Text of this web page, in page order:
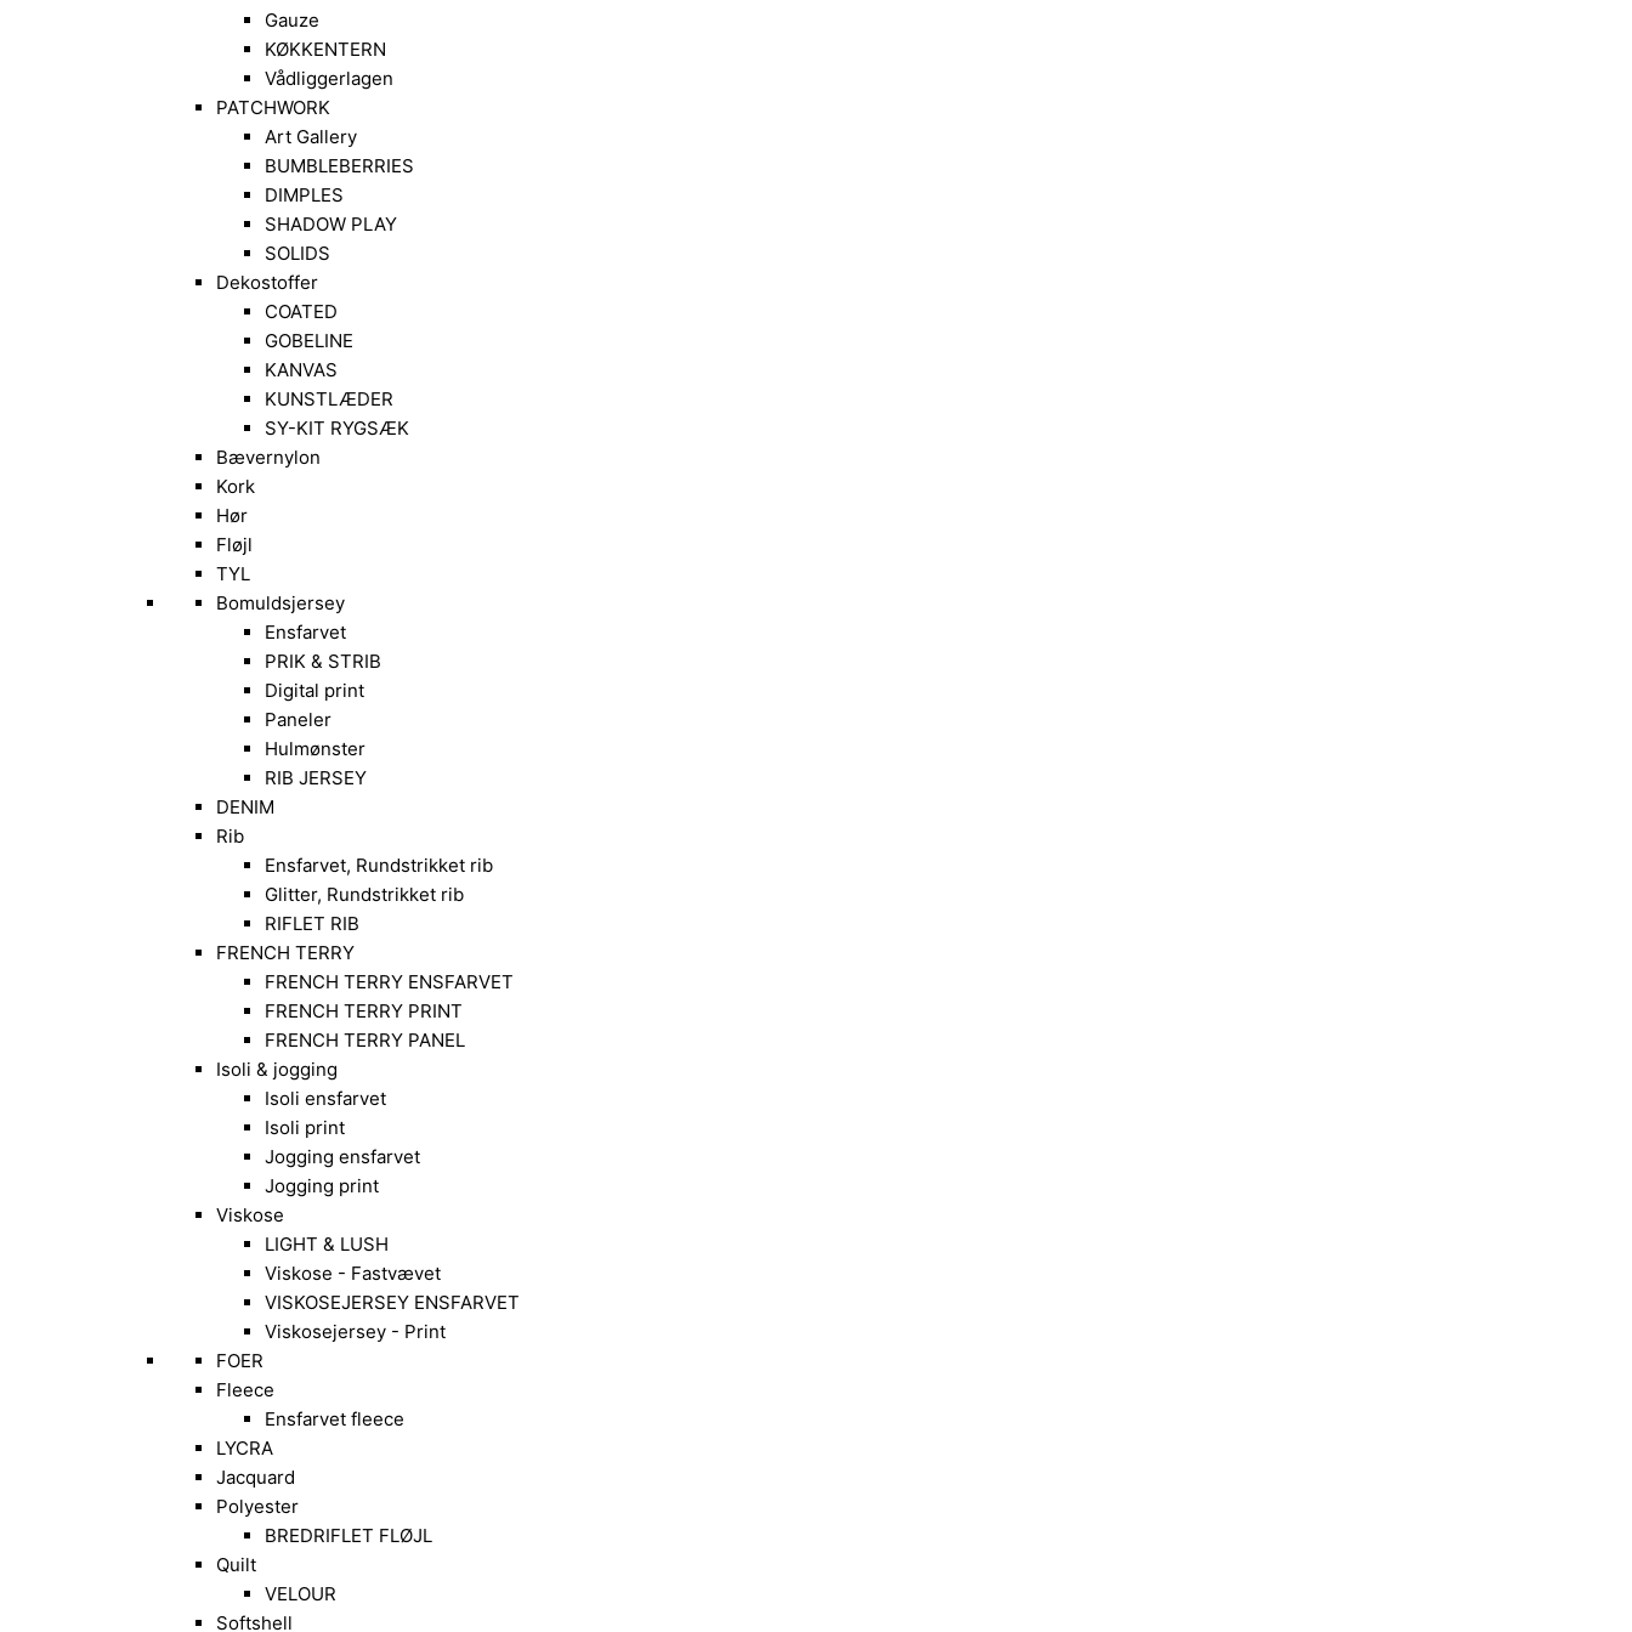
Gauze
KØKKENTERN
Vådliggerlagen
PATCHWORK
Art Gallery
BUMBLEBERRIES
DIMPLES
SHADOW PLAY
SOLIDS
Dekostoffer
COATED
GOBELINE
KANVAS
KUNSTLÆDER
SY-KIT RYGSÆK
Bævernylon
Kork
Hør
Fløjl
TYL
Bomuldsjersey
Ensfarvet
PRIK & STRIB
Digital print
Paneler
Hulmønster
RIB JERSEY
DENIM
Rib
Ensfarvet, Rundstrikket rib
Glitter, Rundstrikket rib
RIFLET RIB
FRENCH TERRY
FRENCH TERRY ENSFARVET
FRENCH TERRY PRINT
FRENCH TERRY PANEL
Isoli & jogging
Isoli ensfarvet
Isoli print
Jogging ensfarvet
Jogging print
Viskose
LIGHT & LUSH
Viskose - Fastvævet
VISKOSEJERSEY ENSFARVET
Viskosejersey - Print
FOER
Fleece
Ensfarvet fleece
LYCRA
Jacquard
Polyester
BREDRIFLET FLØJL
Quilt
VELOUR
Softshell